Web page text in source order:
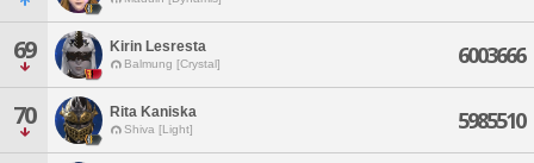
69 Kirin Lesresta
Balmung [Crystal] 6003666
70 Rita Kaniska
Shiva [Light] 5985510